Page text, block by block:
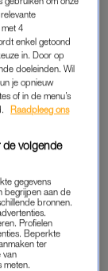
kant hoe het
kant ook
zit. Zowel het
in een lastig
zeggen:
hij wijst
je niet
als ik niet
dat het
zou ik
4
enkel getoond
in. Door op
doeleinden. Wil
je opnieuw
of in de menu’s
Raadpleeg ons
de volgende
gegevens
begrijpen aan de
bronnen.
Profielen
Beperkte
ter
van
meten.